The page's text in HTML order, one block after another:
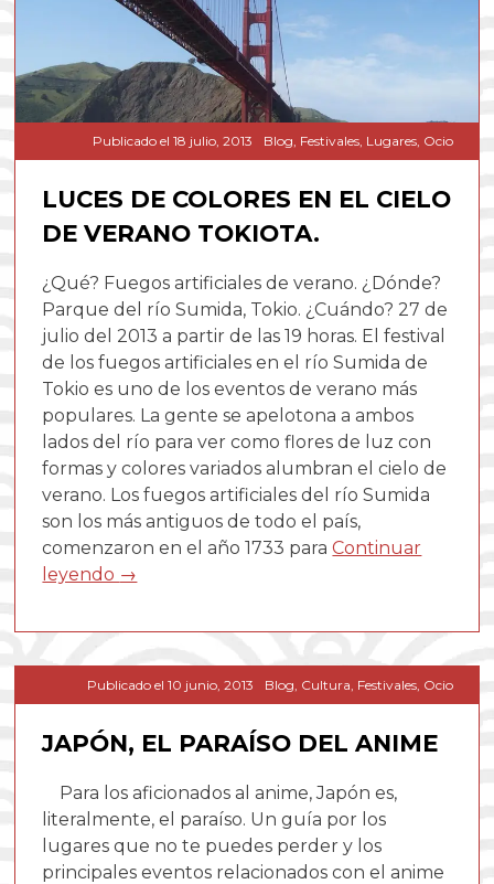
Publicado el 18 julio, 2013 Blog Festivales, Lugares, Ocio
LUCES DE COLORES EN EL CIELO
DE VERANO TOKIOTA.
¿Qué? Fuegos artificiales de verano. ¿Dónde?
Parque del río Sumida, Tokio. ¿Cuándo? 27 de
julio del 2013 a partir de las 19 horas. El festival
de los fuegos artificiales en el río Sumida de
Tokio es uno de los eventos de verano más
populares. La gente se apelotona a ambos
lados del río para ver como flores de luz con
formas y colores variados alumbran el cielo de
verano. Los fuegos artificiales del río Sumida
son los más antiguos de todo el país,
comenzaron en el año 1733 paraContinuar
leyendo →
Publicado el 10 junio, 2013 Blog Cultura Festivales, Ocio
JAPÓN, EL PARAÍSO DEL ANIME
Para los aficionados al anime, Japón es,
literalmente, el paraíso. Un guía por los
lugares que no te puedes perder y los
principales eventos relacionados con el anime